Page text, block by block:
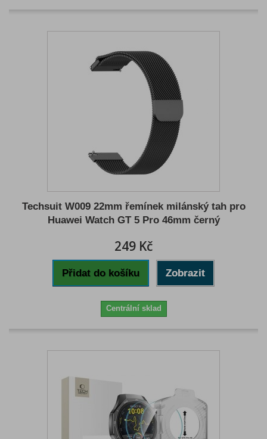
Techsuit W009 22mm řemínek milánský tah pro
Huawei Watch GT 5 Pro 46mm černý
249 Kč
Přidat do košíku Zobrazit
Centrální sklad